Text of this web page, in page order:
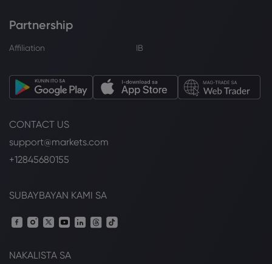
Partnership
Affiliation IB
CONTACT US
support@markets.com
+12845680155
SUBAYBAYAN KAMI SA
NAKALISTA SA